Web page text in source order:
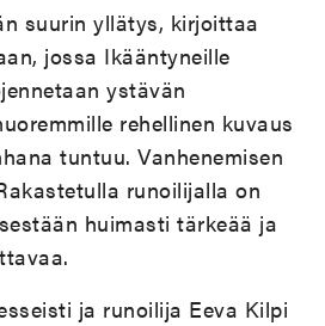
suurin yllätys, kirjoittaa
jossa Ikääntyneille
ystävän
rehellinen kuvaus
tuntuu. Vanhenemisen
runoilijalla on
huimasti tärkeää ja
ja runoilija Eeva Kilpi